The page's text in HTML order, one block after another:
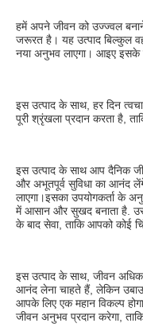
हमें अपने जीवन को उज्ज्वल
जरूरत है। यह उत्पाद बिल्कुल
नया अनुभव लाएगा। आइए इसके
इस उत्पाद के साथ, हर दिन
पूरी श्रृंखला प्रदान करता है,
इस उत्पाद के साथ आप दैनिक
और अभूतपूर्व सुविधा का आनंद
लाएगा।इसका उपयोगकर्ता के
में आसान और सुखद बनाता है.
के बाद सेवा, ताकि आपको कोई
इस उत्पाद के साथ, जीवन
आनंद लेना चाहते हैं, लेकिन
आपके लिए एक महान विकल्प
जीवन अनुभव प्रदान करेगा,